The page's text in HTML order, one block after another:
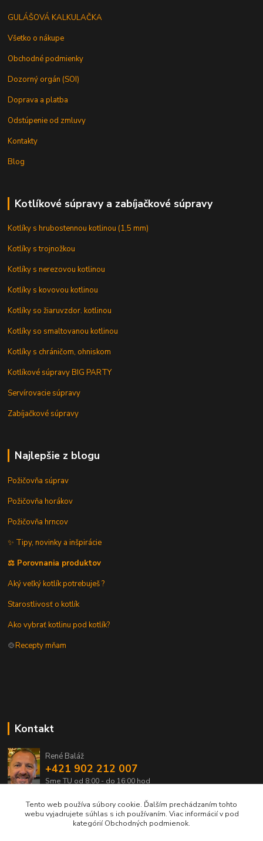
GULÁŠOVÁ KALKULAČKA
Všetko o nákupe
Obchodné podmienky
Dozorný orgán (SOI)
Doprava a platba
Odstúpenie od zmluvy
Kontakty
Blog
Kotlíkové súpravy a zabíjačkové súpravy
Kotlíky s hrubostennou kotlinou (1,5 mm)
Kotlíky s trojnožkou
Kotlíky s nerezovou kotlinou
Kotlíky s kovovou kotlinou
Kotlíky so žiaruvzdor. kotlinou
Kotlíky so smaltovanou kotlinou
Kotlíky s chráničom, ohniskom
Kotlíkové súpravy BIG PARTY
Servírovacie súpravy
Zabíjačkové súpravy
Najlepšie z blogu
Požičovňa súprav
Požičovňa horákov
Požičovňa hrncov
✨ Tipy, novinky a inšpirácie
⚖️ Porovnania produktov
Aký veľký kotlík potrebuješ ?
Starostlivosť o kotlík
Ako vybrať kotlinu pod kotlík?
🍲Recepty mňam
Kontakt
René Baláž
+421 902 212 007
Sme TU od 8:00 - do 16:00 hod
info@kotlik.sk
Tento web používa súbory cookie. Ďalším prechádzaním tohto
webu vyjadrujete súhlas s ich používaním. Viac informácií v pod
kategórií Obchodných podmienok.